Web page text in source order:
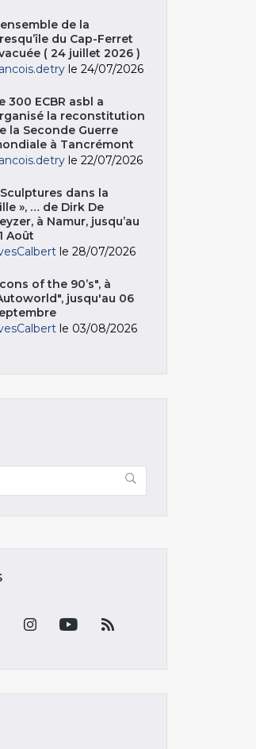
de la
du Cap-Ferret
( 24 juillet 2026 )
le 24/07/2026
300 ECBR asbl a
la reconstitution
la Seconde Guerre
à Tancrémont
le 22/07/2026
dans la
», … de Dirk De
à Namur, jusqu’au
Août
le 28/07/2026
of the 90’s", à
jusqu'au 06
le 03/08/2026